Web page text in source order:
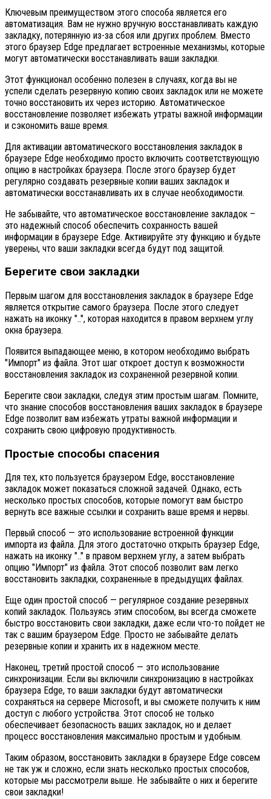
Ключевым преимуществом этого способа является его
автоматизация. Вам не нужно вручную восстанавливать каждую
закладку, потерянную из-за сбоя или других проблем. Вместо
этого браузер Edge предлагает встроенные механизмы, которые
могут автоматически восстанавливать ваши закладки.
Этот функционал особенно полезен в случаях, когда вы не
успели сделать резервную копию своих закладок или не можете
точно восстановить их через историю. Автоматическое
восстановление позволяет избежать утраты важной информации
и сэкономить ваше время.
Для активации автоматического восстановления закладок в
браузере Edge необходимо просто включить соответствующую
опцию в настройках браузера. После этого браузер будет
регулярно создавать резервные копии ваших закладок и
автоматически восстанавливать их в случае необходимости.
Не забывайте, что автоматическое восстановление закладок –
это надежный способ обеспечить сохранность вашей
информации в браузере Edge. Активируйте эту функцию и будьте
уверены, что ваши закладки всегда будут под защитой.
Берегите свои закладки
Первым шагом для восстановления закладок в браузере Edge
является открытие самого браузера. После этого следует
нажать на иконку "..", которая находится в правом верхнем углу
окна браузера.
Появится выпадающее меню, в котором необходимо выбрать
"Импорт" из файла. Этот шаг откроет доступ к возможности
восстановления закладок из сохраненной резервной копии.
Берегите свои закладки, следуя этим простым шагам. Помните,
что знание способов восстановления ваших закладок в браузере
Edge позволит вам избежать утраты важной информации и
сохранить свою цифровую продуктивность.
Простые способы спасения
Для тех, кто пользуется браузером Edge, восстановление
закладок может показаться сложной задачей. Однако, есть
несколько простых способов, которые помогут вам быстро
вернуть все важные ссылки и сохранить ваше время и нервы.
Первый способ — это использование встроенной функции
импорта из файла. Для этого достаточно открыть браузер Edge,
нажать на иконку ".." в правом верхнем углу, а затем выбрать
опцию "Импорт" из файла. Этот способ позволит вам легко
восстановить закладки, сохраненные в предыдущих файлах.
Еще один простой способ — регулярное создание резервных
копий закладок. Пользуясь этим способом, вы всегда сможете
быстро восстановить свои закладки, даже если что-то пойдет не
так с вашим браузером Edge. Просто не забывайте делать
резервные копии и хранить их в надежном месте.
Наконец, третий простой способ — это использование
синхронизации. Если вы включили синхронизацию в настройках
браузера Edge, то ваши закладки будут автоматически
сохраняться на сервере Microsoft, и вы сможете получить к ним
доступ с любого устройства. Этот способ не только
обеспечивает безопасность ваших закладок, но и делает
процесс восстановления максимально простым и удобным.
Таким образом, восстановить закладки в браузере Edge совсем
не так уж и сложно, если знать несколько простых способов,
которые мы рассмотрели выше. Не забывайте о них и берегите
свои закладки!